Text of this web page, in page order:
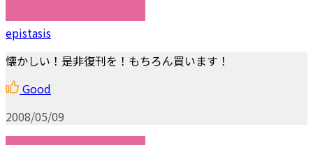
epistasis
懐かしい！是非復刊を！もちろん買います！
Good
2008/05/09